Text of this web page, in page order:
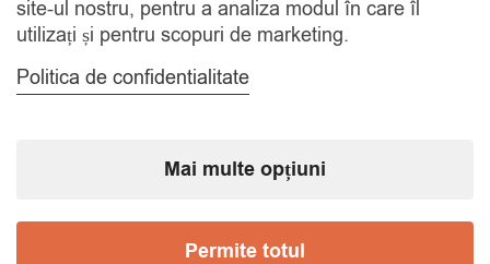
Tel. 0770420114
Brățări
site-ul nostru, pentru a analiza modul în care îl
utilizați și pentru scopuri de marketing.
Politica de confidentialitate
Mai multe opțiuni
Permite totul